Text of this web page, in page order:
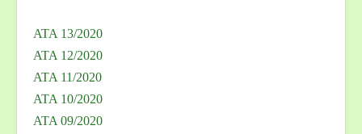
ATA 13/2020
ATA 12/2020
ATA 11/2020
ATA 10/2020
ATA 09/2020